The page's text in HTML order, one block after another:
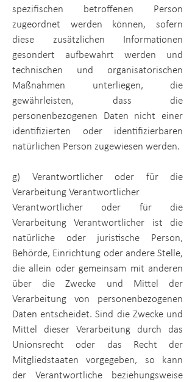
spezifischen betroffenen Person
zugeordnet werden können, sofern
diese zusätzlichen Informationen
gesondert aufbewahrt werden und
technischen und organisatorischen
Maßnahmen unterliegen, die
gewährleisten, dass die
personenbezogenen Daten nicht einer
identifizierten oder identifizierbaren
natürlichen Person zugewiesen werden.
g) Verantwortlicher oder für die
Verarbeitung Verantwortlicher
Verantwortlicher oder für die
Verarbeitung Verantwortlicher ist die
natürliche oder juristische Person,
Behörde, Einrichtung oder andere Stelle,
die allein oder gemeinsam mit anderen
über die Zwecke und Mittel der
Verarbeitung von personenbezogenen
Daten entscheidet. Sind die Zwecke und
Mittel dieser Verarbeitung durch das
Unionsrecht oder das Recht der
Mitgliedstaaten vorgegeben, so kann
der Verantwortliche beziehungsweise